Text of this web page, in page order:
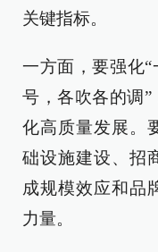
关键指标。
一方面，要强化
号，各吹各的调
化高质量发展。
础设施建设、招
成规模效应和品
力量。